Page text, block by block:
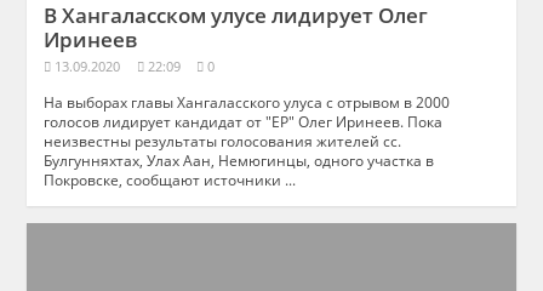
В Хангаласском улусе лидирует Олег
Иринеев
13.09.2020 22:09 0
На выборах главы Хангаласского улуса с отрывом в 2000
голосов лидирует кандидат от "ЕР" Олег Иринеев. Пока
неизвестны результаты голосования жителей сс.
Булгунняхтах, Улах Аан, Немюгинцы, одного участка в
Покровске, сообщают источники ...